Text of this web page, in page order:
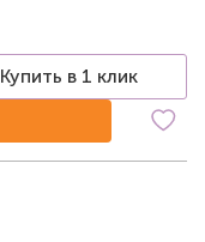
Купить в 1 клик